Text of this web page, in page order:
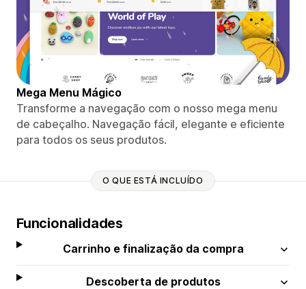
Mega Menu Mágico
Transforme a navegação com o nosso mega menu
de cabeçalho. Navegação fácil, elegante e eficiente
para todos os seus produtos.
O QUE ESTÁ INCLUÍDO
Funcionalidades
Carrinho e finalização da compra
Descoberta de produtos